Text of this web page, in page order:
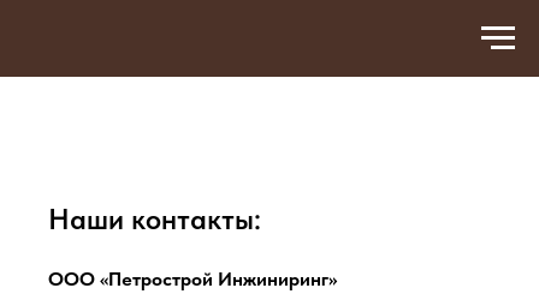
Наши контакты:
ООО «Петрострой Инжиниринг»